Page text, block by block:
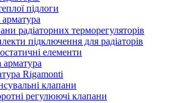
підлоги
арматура
радіаторних терморегуляторів
підключення для радіаторів
елементи
Rigamonti
клапани
регулюючі клапани